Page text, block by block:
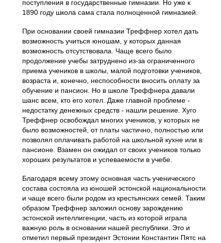
поступления в государственные гимназии. Но уже к
1890 году школа сама стала полноценной гимназией.
При основании своей гимназии Треффнер хотел дать
возможность учиться юношам, у которых данная
возможность отсутствовала. Чаще всего было
продолжение учебы затруднено из-за ограниченного
приема учеников в школы, малой подготовки учеников,
возраста и, конечно, неспособности вносить оплату за
обучение и пансион. Но в школе Треффнера давали
шанс всем, кто его хотел. Даже главной проблеме -
недостатку денежных средств - нашли решение. Хуго
Треффнер освобождал многих учеников, у которых не
было возможностей, от платы частично, полностью или
позволял оплачивать работой на школьной кухне или в
пансионе. Взамен он ожидал от своих учеников только
хороших результатов и успеваемости в учебе.
Благодаря всему этому основная часть ученического
состава состояла из юношей эстонской национальности
и чаще всего были родом из крестьянских семей. Таким
образом Треффнер заложил основу зарождению
эстонской интеллигенции, часть из которой играла
важную роль в основании нашей республики. Это и
отметил первый президент Эстонии Константин Пятс на